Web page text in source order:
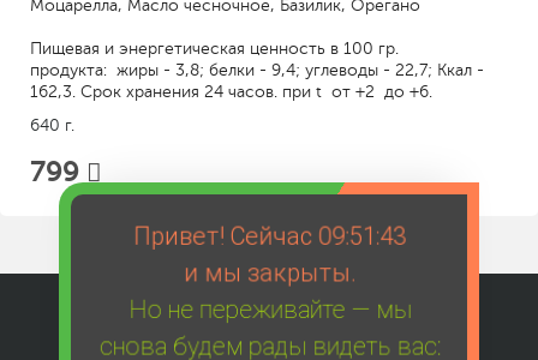
Привет! Сейчас 09:51:43
и мы закрыты.
Но не переживайте — мы
снова будем рады видеть вас:
Моцарелла, Масло чесночное, Базилик, Орегано
Пищевая и энергетическая ценность в 100 гр.
продукта: жиры - 3,8; белки - 9,4; углеводы - 22,7; Ккал -
162,3. Срок хранения 24 часов. при t от +2 до +6.
640 г.
799